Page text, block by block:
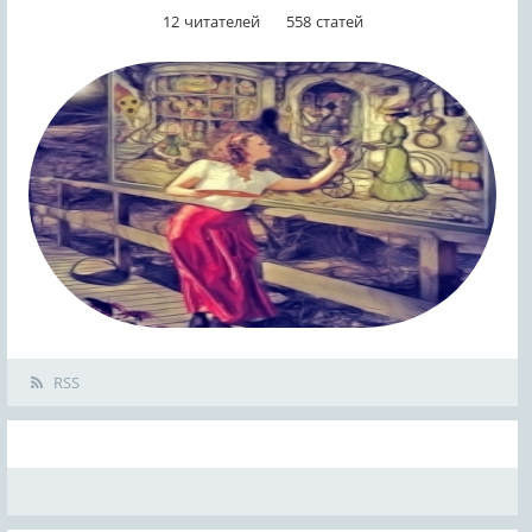
12 читателей 558 статей
RSS